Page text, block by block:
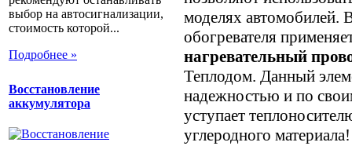
выбор на автосигнализации,
стоимость которой...
Подробнее »
Восстановление
аккумулятора
моделях автомобилей.
обогревателя
нагревательный
Теплодом. Данный
надежностью и по
уступает
углеродного